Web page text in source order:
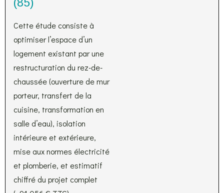
Cette étude consiste à
optimiser l’espace d’un
logement existant par une
restructuration du rez-de-
chaussée (ouverture de mur
porteur, transfert de la
cuisine, transformation en
salle d’eau), isolation
intérieure et extérieure,
mise aux normes électricité
et plomberie, et estimatif
chiffré du projet complet